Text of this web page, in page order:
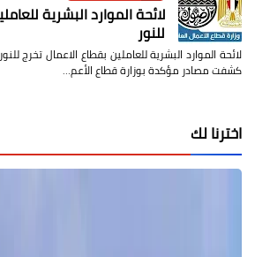
لائحة الموارد البشرية
للنور
لائحة الموارد البشرية للعاملين بقطاع الاعمال تخرج
كشفت مصادر مؤكدة بوزارة قطاع الأعم…
اخترنا لك